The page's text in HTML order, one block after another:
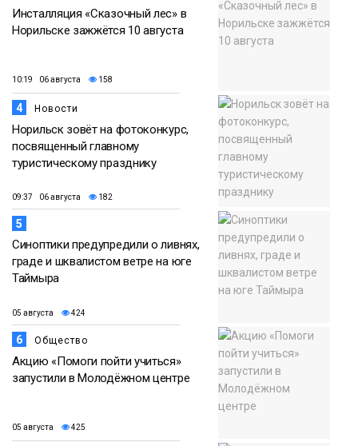
Инсталляция «Сказочный лес» в
Норильске зажжётся 10 августа
10:19 06 августа 158
4 Новости
Норильск зовёт на фотоконкурс,
посвященный главному
туристическому празднику
09:37 06 августа 182
5
Синоптики предупредили о ливнях,
граде и шквалистом ветре на юге
Таймыра
05 августа 424
6 Общество
Акцию «Помоги пойти учиться»
запустили в Молодёжном центре
05 августа 425